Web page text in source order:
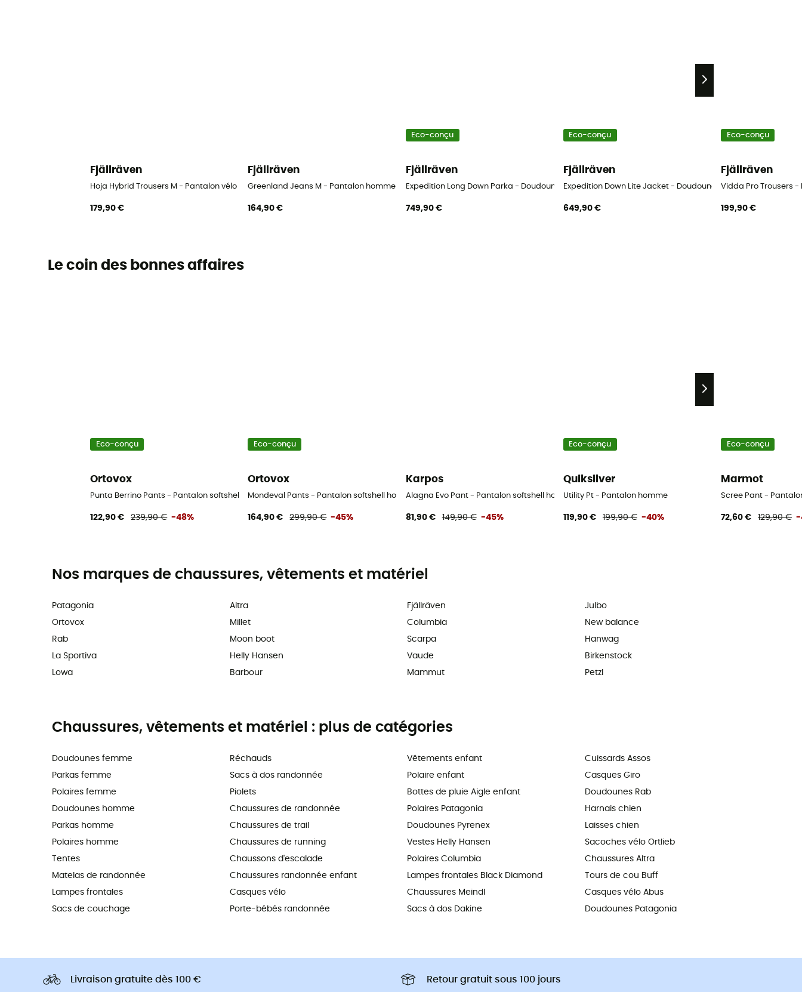
Fjällräven
Hoja Hybrid Trousers M - Pantalon vélo homme
179,90 €
Fjällräven
Greenland Jeans M - Pantalon homme
164,90 €
Eco-conçu
Fjällräven
Expedition Long Down Parka - Doudoune femme
749,90 €
Eco-conçu
Fjällräven
Expedition Down Lite Jacket - Doudoune homme
649,90 €
Eco-conçu
Fjällräven
Vidda Pro Trousers
199,90 €
Le coin des bonnes affaires
Eco-conçu
Ortovox
Punta Berrino Pants - Pantalon softshell homme
122,90 € 239,90 € -48%
Eco-conçu
Ortovox
Mondeval Pants - Pantalon softshell homme
164,90 € 299,90 € -45%
Karpos
Alagna Evo Pant - Pantalon softshell homme
81,90 € 149,90 € -45%
Eco-conçu
Quiksilver
Utility Pt - Pantalon homme
119,90 € 199,90 € -40%
Eco-conçu
Marmot
Scree Pant -
72,60 € 129,90 € -
Nos marques de chaussures, vêtements et matériel
Patagonia
Ortovox
Rab
La Sportiva
Lowa
Altra
Millet
Moon boot
Helly Hansen
Barbour
Fjällräven
Columbia
Scarpa
Vaude
Mammut
Julbo
New balance
Hanwag
Birkenstock
Petzl
Chaussures, vêtements et matériel : plus de catégories
Doudounes femme
Parkas femme
Polaires femme
Doudounes homme
Parkas homme
Polaires homme
Tentes
Matelas de randonnée
Lampes frontales
Sacs de couchage
Réchauds
Sacs à dos randonnée
Piolets
Chaussures de randonnée
Chaussures de trail
Chaussures de running
Chaussons d'escalade
Chaussures randonnée enfant
Casques vélo
Porte-bébés randonnée
Vêtements enfant
Polaire enfant
Bottes de pluie Aigle enfant
Polaires Patagonia
Doudounes Pyrenex
Vestes Helly Hansen
Polaires Columbia
Lampes frontales Black Diamond
Chaussures Meindl
Sacs à dos Dakine
Cuissards Assos
Casques Giro
Doudounes Rab
Harnais chien
Laisses chien
Sacoches vélo Ortlieb
Chaussures Altra
Tours de cou Buff
Casques vélo Abus
Doudounes Patagonia
Livraison gratuite dès 100 € Retour gratuit sous 100 jours